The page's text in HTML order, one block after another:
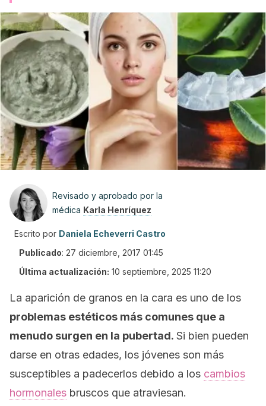
Revisado y aprobado por la
médica Karla Henríquez
Escrito por Daniela Echeverri Castro
Publicado: 27 diciembre, 2017 01:45
Última actualización: 10 septiembre, 2025 11:20
La aparición de granos en la cara es uno de los
problemas estéticos más comunes que a
menudo surgen en la pubertad. Si bien pueden
darse en otras edades, los jóvenes son más
susceptibles a padecerlos debido a los cambios
hormonales bruscos que atraviesan.